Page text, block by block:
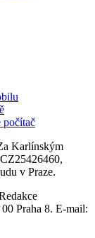
počítač
Karlínským
v Praze.
Praha 8. E-mail: